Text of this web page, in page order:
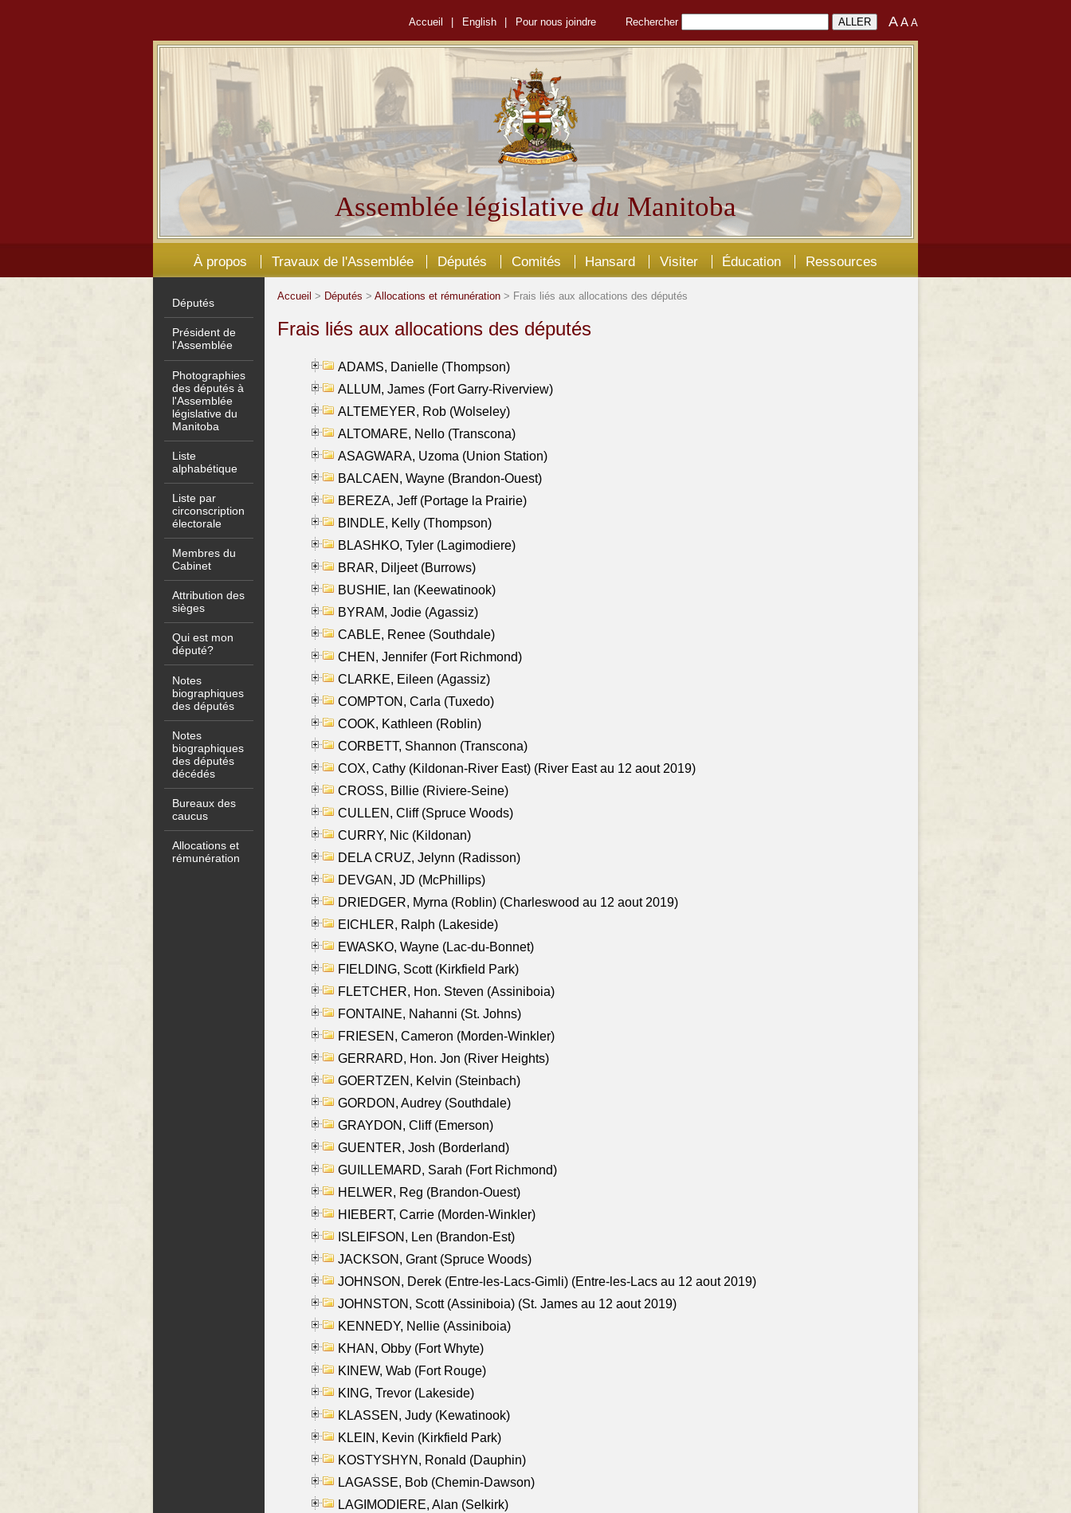
Accueil English Pour nous joindre Rechercher AA A
Assemblée législativedu Manitoba
À propos Travaux de l'Assemblée Députés Comités Hansard Visiter Éducation Ressources
Députés
Président de
l'Assemblée
Photographies
des députés à
l'Assemblée
législative du
Manitoba
Liste
alphabétique
Liste par
circonscription
électorale
Membres du
Cabinet
Attribution des
sièges
Qui est mon
député?
Notes
biographiques
des députés
Notes
biographiques
des députés
décédés
Bureaux des
caucus
Allocations et
rémunération
Accueil > Députés > Allocations et rémunération > Frais liés aux allocations des députés
Frais liés aux allocations des députés
ADAMS, Danielle (Thompson)
ALLUM, James (Fort Garry-Riverview)
ALTEMEYER, Rob (Wolseley)
ALTOMARE, Nello (Transcona)
ASAGWARA, Uzoma (Union Station)
BALCAEN, Wayne (Brandon-Ouest)
BEREZA, Jeff (Portage la Prairie)
BINDLE, Kelly (Thompson)
BLASHKO, Tyler (Lagimodiere)
BRAR, Diljeet (Burrows)
BUSHIE, Ian (Keewatinook)
BYRAM, Jodie (Agassiz)
CABLE, Renee (Southdale)
CHEN, Jennifer (Fort Richmond)
CLARKE, Eileen (Agassiz)
COMPTON, Carla (Tuxedo)
COOK, Kathleen (Roblin)
CORBETT, Shannon (Transcona)
COX, Cathy (Kildonan-River East) (River East au 12 aout 2019)
CROSS, Billie (Riviere-Seine)
CULLEN, Cliff (Spruce Woods)
CURRY, Nic (Kildonan)
DELA CRUZ, Jelynn (Radisson)
DEVGAN, JD (McPhillips)
DRIEDGER, Myrna (Roblin) (Charleswood au 12 aout 2019)
EICHLER, Ralph (Lakeside)
EWASKO, Wayne (Lac-du-Bonnet)
FIELDING, Scott (Kirkfield Park)
FLETCHER, Hon. Steven (Assiniboia)
FONTAINE, Nahanni (St. Johns)
FRIESEN, Cameron (Morden-Winkler)
GERRARD, Hon. Jon (River Heights)
GOERTZEN, Kelvin (Steinbach)
GORDON, Audrey (Southdale)
GRAYDON, Cliff (Emerson)
GUENTER, Josh (Borderland)
GUILLEMARD, Sarah (Fort Richmond)
HELWER, Reg (Brandon-Ouest)
HIEBERT, Carrie (Morden-Winkler)
ISLEIFSON, Len (Brandon-Est)
JACKSON, Grant (Spruce Woods)
JOHNSON, Derek (Entre-les-Lacs-Gimli) (Entre-les-Lacs au 12 aout 2019)
JOHNSTON, Scott (Assiniboia) (St. James au 12 aout 2019)
KENNEDY, Nellie (Assiniboia)
KHAN, Obby (Fort Whyte)
KINEW, Wab (Fort Rouge)
KING, Trevor (Lakeside)
KLASSEN, Judy (Kewatinook)
KLEIN, Kevin (Kirkfield Park)
KOSTYSHYN, Ronald (Dauphin)
LAGASSE, Bob (Chemin-Dawson)
LAGIMODIERE, Alan (Selkirk)